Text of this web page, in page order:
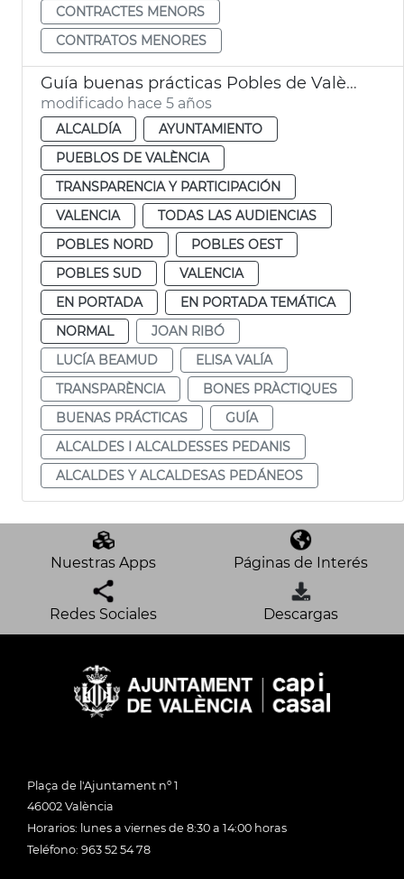
CONTRACTES MENORS
CONTRATOS MENORES
Guía buenas prácticas Pobles de València
modificado hace 5 años
ALCALDÍA
AYUNTAMIENTO
PUEBLOS DE VALÈNCIA
TRANSPARENCIA Y PARTICIPACIÓN
VALENCIA
TODAS LAS AUDIENCIAS
POBLES NORD
POBLES OEST
POBLES SUD
VALENCIA
EN PORTADA
EN PORTADA TEMÁTICA
NORMAL
JOAN RIBÓ
LUCÍA BEAMUD
ELISA VALÍA
TRANSPARÈNCIA
BONES PRÀCTIQUES
BUENAS PRÁCTICAS
GUÍA
ALCALDES I ALCALDESSES PEDANIS
ALCALDES Y ALCALDESAS PEDÁNEOS
Nuestras Apps Páginas de Interés
Redes Sociales Descargas
Plaça de l'Ajuntament nº 1
46002 València
Horarios: lunes a viernes de 8:30 a 14:00 horas
Teléfono: 963 52 54 78